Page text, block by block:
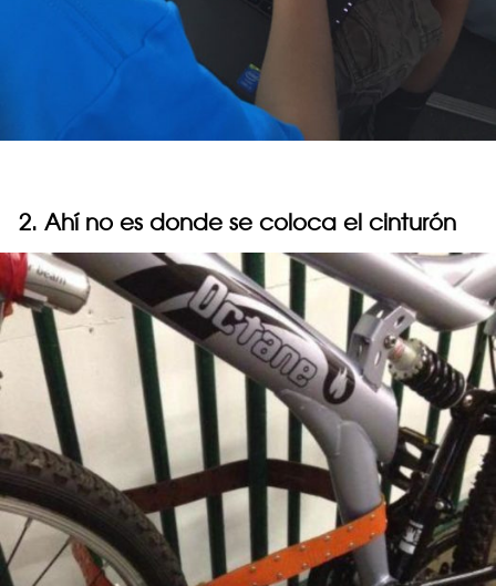
2. Ahí no es donde se coloca el cinturón